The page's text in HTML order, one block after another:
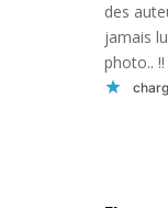
des
jamais
photo..